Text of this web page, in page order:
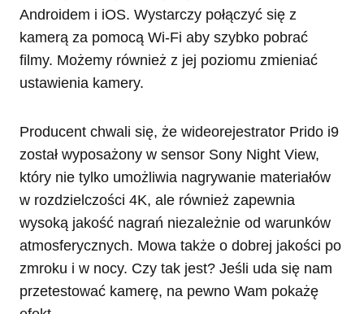
Androidem i iOS. Wystarczy połączyć się z
kamerą za pomocą Wi-Fi aby szybko pobrać
filmy. Możemy również z jej poziomu zmieniać
ustawienia kamery.
Producent chwali się, że wideorejestrator Prido i9
został wyposażony w sensor Sony Night View,
który nie tylko umożliwia nagrywanie materiałów
w rozdzielczości 4K, ale również zapewnia
wysoką jakość nagrań niezależnie od warunków
atmosferycznych. Mowa także o dobrej jakości po
zmroku i w nocy. Czy tak jest? Jeśli uda się nam
przetestować kamerę, na pewno Wam pokażę